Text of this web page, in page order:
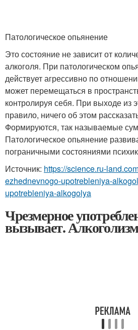
Патологическое опьянение
Это состояние не зависит от
алкоголя. При патологическом
действует агрессивно по
может перемещаться в
контролируя себя. При выходе из
правило, ничего об этом
Формируются, так называемые
Патологическое опьянение
пограничными состояниями
Источник: https://science.ru-
ezhednevnogo-upotrebleniya-
upotrebleniya-alkogolya
Чрезмерное
вызывает.